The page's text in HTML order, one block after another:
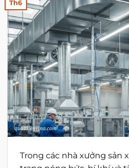
Th6
Trong các nhà xưởng sản